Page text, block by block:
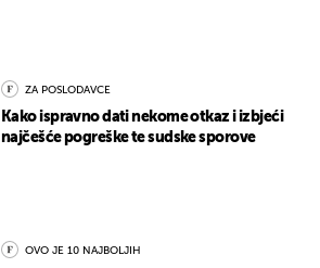
ZA POSLODAVCE
Kako ispravno dati nekome otkaz i izbjeći
najčešće pogreške te sudske sporove
OVO JE 10 NAJBOLJIH